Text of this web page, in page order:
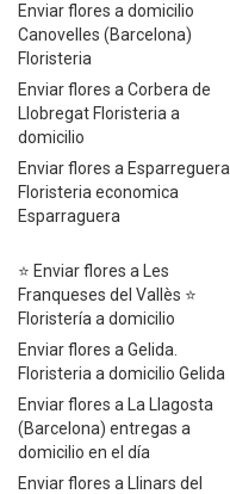
Enviar flores a domicilio
Canovelles (Barcelona)
Floristeria
Enviar flores a Corbera de
Llobregat Floristeria a
domicilio
Enviar flores a Esparreguera.
Floristeria economica
Esparraguera
⭐ Enviar flores a Les
Franqueses del Vallès ⭐
Floristería a domicilio
Enviar flores a Gelida.
Floristeria a domicilio Gelida
Enviar flores a La Llagosta
(Barcelona) entregas a
domicilio en el día
Enviar flores a Llinars del